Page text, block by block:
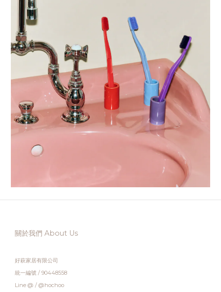
關於我們 About Us
好萩家居有限公司
統一編號 / 90448558
Line @ / @hochoo